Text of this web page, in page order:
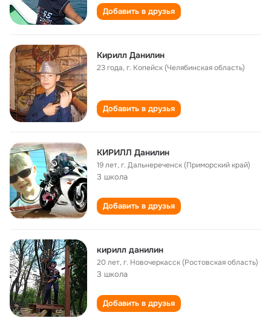
Добавить в друзья
Кирилл Данилин
23 года,г. Копейск (Челябинская область)
Добавить в друзья
КИРИЛЛ Данилин
19 лет,г. Дальнереченск (Приморский край)
3 школа
Добавить в друзья
кирилл данилин
20 лет,г. Новочеркасск (Ростовская область)
3 школа
Добавить в друзья